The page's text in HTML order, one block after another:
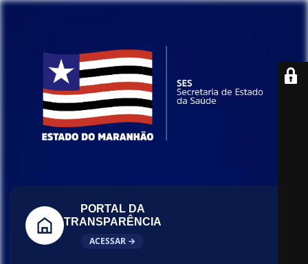
PORTAL DA
TRANSPARÊNCIA
ACESSAR →